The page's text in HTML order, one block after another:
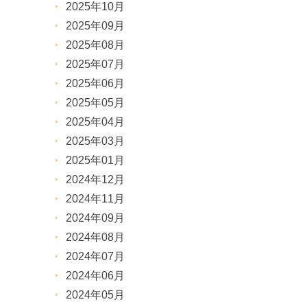
2025年10月
2025年09月
2025年08月
2025年07月
2025年06月
2025年05月
2025年04月
2025年03月
2025年01月
2024年12月
2024年11月
2024年09月
2024年08月
2024年07月
2024年06月
2024年05月